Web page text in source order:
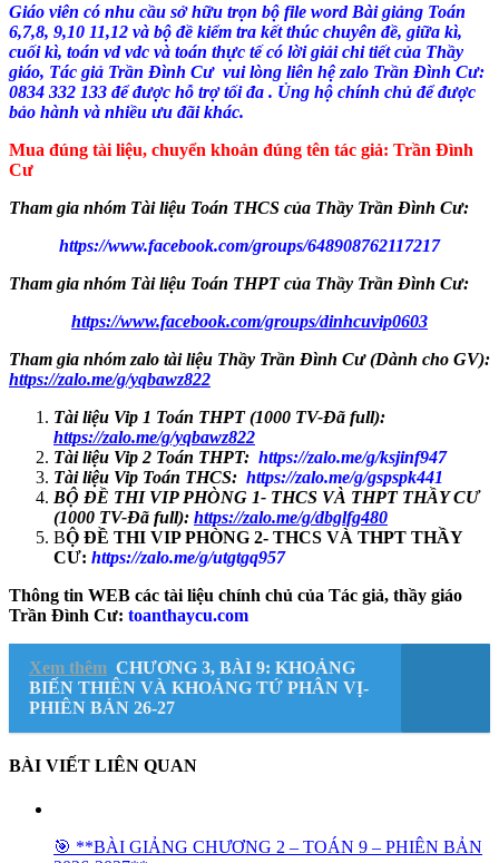
Giáo viên có nhu cầu sở hữu trọn bộ file word Bài giảng Toán
6,7,8, 9,10 11,12 và bộ đề kiểm tra kết thúc chuyên đề, giữa kì,
cuối kì, toán vd vdc và toán thực tế có lời giải chi tiết của Thầy
giáo, Tác giả Trần Đình Cư vui lòng liên hệ zalo Trần Đình Cư:
0834 332 133 để được hỗ trợ tối đa . Ủng hộ chính chủ để được
bảo hành và nhiều ưu đãi khác.
Mua đúng tài liệu, chuyển khoản đúng tên tác giả: Trần Đình
Cư
Tham gia nhóm Tài liệu Toán THCS của Thầy Trần Đình Cư:
https://www.facebook.com/groups/648908762117217
Tham gia nhóm Tài liệu Toán THPT của Thầy Trần Đình Cư:
https://www.facebook.com/groups/dinhcuvip0603
Tham gia nhóm zalo tài liệu Thầy Trần Đình Cư (Dành cho GV):
https://zalo.me/g/yqbawz822
Tài liệu Vip 1 Toán THPT (1000 TV-Đã full):
https://zalo.me/g/yqbawz822
Tài liệu Vip 2 Toán THPT: https://zalo.me/g/ksjinf947
Tài liệu Vip Toán THCS: https://zalo.me/g/gspspk441
BỘ ĐỀ THI VIP PHÒNG 1- THCS VÀ THPT THẦY CƯ
(1000 TV-Đã full): https://zalo.me/g/dbglfg480
BỘ ĐỀ THI VIP PHÒNG 2- THCS VÀ THPT THẦY
CƯ: https://zalo.me/g/utgtgq957
Thông tin WEB các tài liệu chính chủ của Tác giả, thầy giáo
Trần Đình Cư: toanthaycu.com
Xem thêm CHƯƠNG 3, BÀI 9: KHOẢNG
BIẾN THIÊN VÀ KHOẢNG TỨ PHÂN VỊ-
PHIÊN BẢN 26-27
BÀI VIẾT LIÊN QUAN
🎯 **BÀI GIẢNG CHƯƠNG 2 – TOÁN 9 – PHIÊN BẢN